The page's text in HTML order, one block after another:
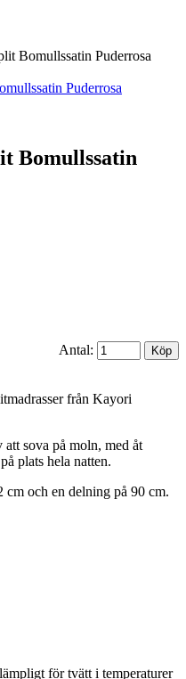
Bomullssatin Puderrosa
Bomullssatin
Antal:
från Kayori
sova på moln, med åt
plats hela natten.
cm och en delning på 90 cm.
för tvätt i temperaturer